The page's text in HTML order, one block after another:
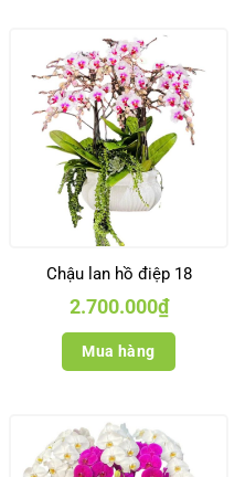
Chậu lan hồ điệp 18
2.700.000₫
Mua hàng